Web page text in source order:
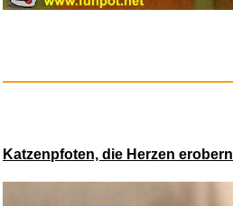
Katzenpfoten, die Herzen erobern